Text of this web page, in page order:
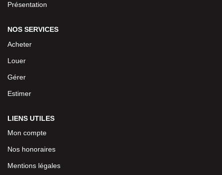
Présentation
NOS SERVICES
Acheter
Louer
Gérer
Estimer
LIENS UTILES
Mon compte
Nos honoraires
Mentions légales